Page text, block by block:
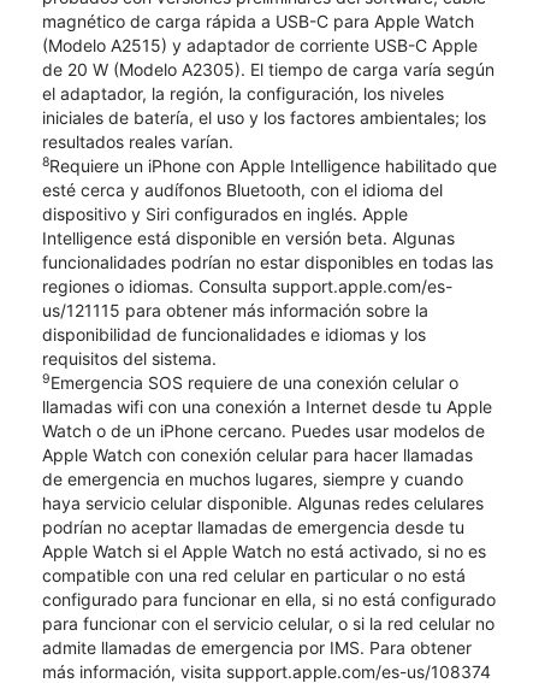
magnético de carga rápida a USB-C para Apple Watch
(Modelo A2515) y adaptador de corriente USB-C Apple
de 20 W (Modelo A2305). El tiempo de carga varía según
el adaptador, la región, la configuración, los niveles
iniciales de batería, el uso y los factores ambientales; los
resultados reales varían.
8Requiere un iPhone con Apple Intelligence habilitado que
esté cerca y audífonos Bluetooth, con el idioma del
dispositivo y Siri configurados en inglés. Apple
Intelligence está disponible en versión beta. Algunas
funcionalidades podrían no estar disponibles en todas las
regiones o idiomas. Consulta support.apple.com/es-
us/121115 para obtener más información sobre la
disponibilidad de funcionalidades e idiomas y los
requisitos del sistema.
9Emergencia SOS requiere de una conexión celular o
llamadas wifi con una conexión a Internet desde tu Apple
Watch o de un iPhone cercano. Puedes usar modelos de
Apple Watch con conexión celular para hacer llamadas
de emergencia en muchos lugares, siempre y cuando
haya servicio celular disponible. Algunas redes celulares
podrían no aceptar llamadas de emergencia desde tu
Apple Watch si el Apple Watch no está activado, si no es
compatible con una red celular en particular o no está
configurado para funcionar en ella, si no está configurado
para funcionar con el servicio celular, o si la red celular no
admite llamadas de emergencia por IMS. Para obtener
más información, visita support.apple.com/es-us/108374